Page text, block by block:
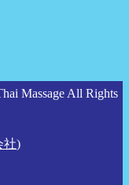
Massage All Rights
社)